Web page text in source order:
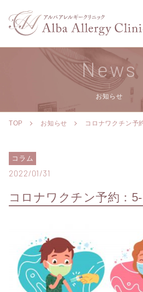
News
お知らせ
TOP お知らせ コロナワクチン予
コラム
2022/01/31
コロナワクチン予約：